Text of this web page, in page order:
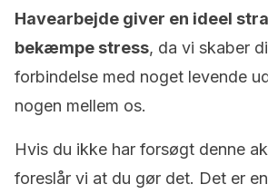
Havearbejde giver en ideel
bekæmpe stress, da vi skaber
forbindelse med noget levende
nogen mellem os.
Hvis du ikke har forsøgt denne
foreslår vi at du gør det. Det er